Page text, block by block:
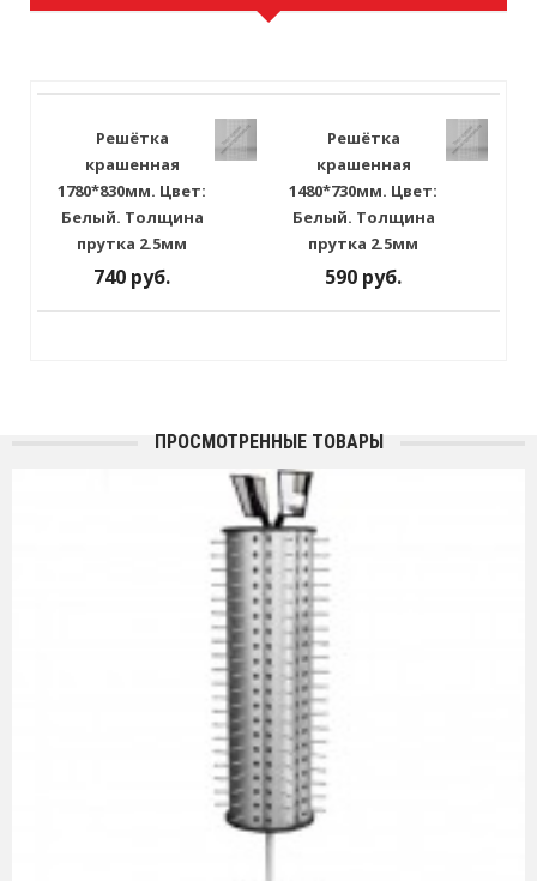
Решётка
крашенная
1780*830мм. Цвет:
Белый. Толщина
прутка 2.5мм
740 руб.
Решётка
крашенная
1480*730мм. Цвет:
Белый. Толщина
прутка 2.5мм
590 руб.
ПРОСМОТРЕННЫЕ ТОВАРЫ